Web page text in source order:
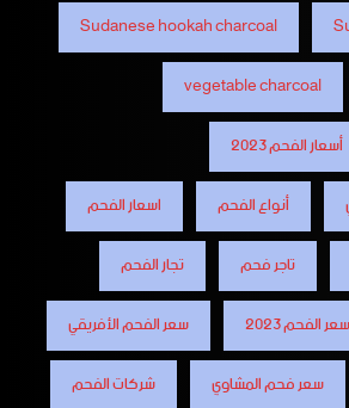
Sudanese hookah charcoal
vegetable charcoal
أسعار الفحم 2023
أنواع الفحم
اسعار الفحم
تاجر فحم
تجار الفحم
سعر الفحم 2023
سعر الفحم الأفريقي
سعر فحم المشاوي
شركات الفحم